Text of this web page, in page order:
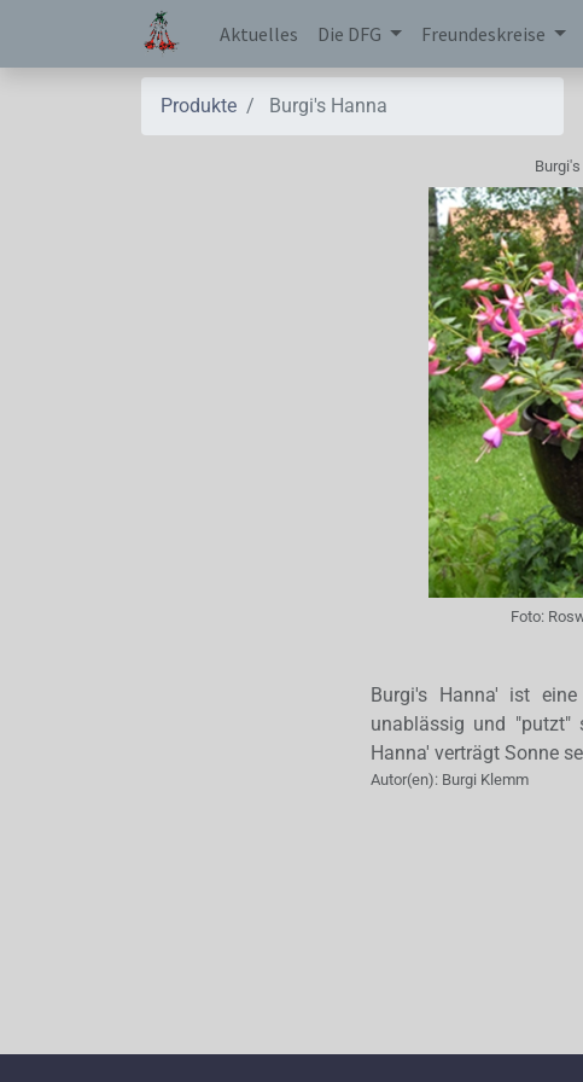
Aktuelles Die DFG Freundeskreise
Produkte Burgi's Hanna
Foto:
Burgi's Hanna' ist
unablässig und "putzt"
Hanna' verträgt Sonne
Autor(en): Burgi Klemm